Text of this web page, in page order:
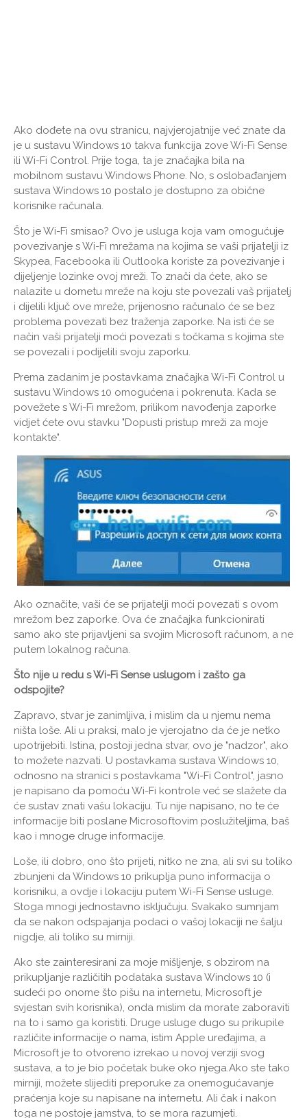
Ako dođete na ovu stranicu, najvjerojatnije već znate da
je u sustavu Windows 10 takva funkcija zove Wi-Fi Sense
ili Wi-Fi Control. Prije toga, ta je značajka bila na
mobilnom sustavu Windows Phone. No, s oslobađanjem
sustava Windows 10 postalo je dostupno za obične
korisnike računala.
Što je Wi-Fi smisao? Ovo je usluga koja vam omogućuje
povezivanje s Wi-Fi mrežama na kojima se vaši prijatelji iz
Skypea, Facebooka ili Outlooka koriste za povezivanje i
dijeljenje lozinke ovoj mreži. To znači da ćete, ako se
nalazite u dometu mreže na koju ste povezali vaš prijatelj
i dijelili ključ ove mreže, prijenosno računalo će se bez
problema povezati bez traženja zaporke. Na isti će se
način vaši prijatelji moći povezati s točkama s kojima ste
se povezali i podijelili svoju zaporku.
Prema zadanim je postavkama značajka Wi-Fi Control u
sustavu Windows 10 omogućena i pokrenuta. Kada se
povežete s Wi-Fi mrežom, prilikom navođenja zaporke
vidjet ćete ovu stavku "Dopusti pristup mreži za moje
kontakte".
Ako označite, vaši će se prijatelji moći povezati s ovom
mrežom bez zaporke. Ova će značajka funkcionirati
samo ako ste prijavljeni sa svojim Microsoft računom, a ne
putem lokalnog računa.
Što nije u redu s Wi-Fi Sense uslugom i zašto ga
odspojite?
Zapravo, stvar je zanimljiva, i mislim da u njemu nema
ništa loše. Ali u praksi, malo je vjerojatno da će je netko
upotrijebiti. Istina, postoji jedna stvar, ovo je "nadzor", ako
to možete nazvati. U postavkama sustava Windows 10,
odnosno na stranici s postavkama "Wi-Fi Control", jasno
je napisano da pomoću Wi-Fi kontrole već se slažete da
će sustav znati vašu lokaciju. Tu nije napisano, no te će
informacije biti poslane Microsoftovim poslužiteljima, baš
kao i mnoge druge informacije.
Loše, ili dobro, ono što prijeti, nitko ne zna, ali svi su toliko
zbunjeni da Windows 10 prikuplja puno informacija o
korisniku, a ovdje i lokaciju putem Wi-Fi Sense usluge.
Stoga mnogi jednostavno isključuju. Svakako sumnjam
da se nakon odspajanja podaci o vašoj lokaciji ne šalju
nigdje, ali toliko su mirniji.
Ako ste zainteresirani za moje mišljenje, s obzirom na
prikupljanje različitih podataka sustava Windows 10 (i
sudeći po onome što pišu na internetu, Microsoft je
svjestan svih korisnika), onda mislim da morate zaboraviti
na to i samo ga koristiti. Druge usluge dugo su prikupile
različite informacije o nama, istim Apple uređajima, a
Microsoft je to otvoreno izrekao u novoj verziji svog
sustava, a to je bio početak buke oko njega.Ako ste tako
mirniji, možete slijediti preporuke za onemogućavanje
praćenja koje su napisane na internetu. Ali čak i nakon
toga ne postoje jamstva, to se mora razumjeti.